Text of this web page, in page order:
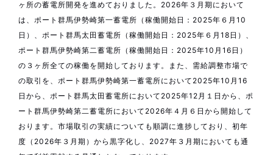
ヶ所の蓄電所開発を進めておりました。2026年３月期において
は、ポート群馬伊勢崎第一蓄電所（稼働開始日：2025年６月10
日）、ポート群馬太田蓄電所（稼働開始日：2025年６月18日）、
ポート群馬伊勢崎第二蓄電所（稼働開始日：2025年10月16日）
の３ヶ所全ての稼働を開始しております。また、需給調整市場で
の取引を、ポート群馬伊勢崎第一蓄電所において2025年10月16
日から、ポート群馬太田蓄電所において2025年12月１日から、ポ
ート群馬伊勢崎第二蓄電所において2026年４月６日から開始して
おります。市場取引の実績についても順調に進捗しており、初年
度（2026年３月期）から黒字化し、2027年３月期においても通